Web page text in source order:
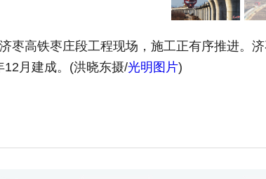
高铁枣庄段工程现场，施工正有序推进。
月建成。(洪晓东摄/光明图片)